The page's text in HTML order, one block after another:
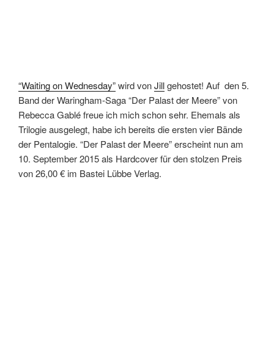
“Waiting on Wednesday”wird vonJillgehostet! Auf den 5.
Band der Waringham-Saga “Der Palast der Meere” von
Rebecca Gablé freue ich mich schon sehr. Ehemals als
Trilogie ausgelegt, habe ich bereits die ersten vier Bände
der Pentalogie. “Der Palast der Meere” erscheint nun am
10. September 2015 als Hardcover für den stolzen Preis
von 26,00 € im Bastei Lübbe Verlag.